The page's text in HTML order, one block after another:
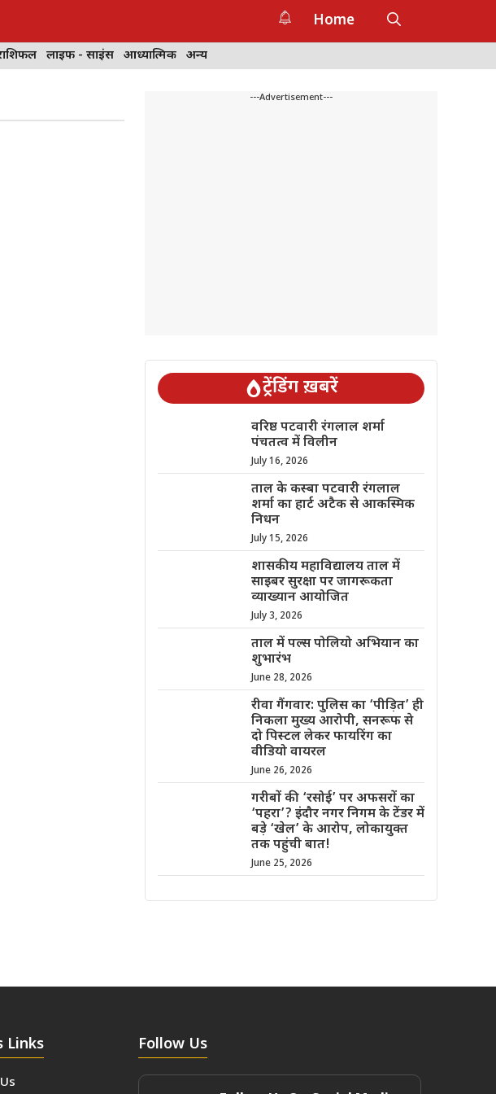
Home
लाइफ - साइंस आध्यात्मिक अन्य
---Advertisement---
ट्रेंडिंग ख़बरें
वरिष्ठ पटवारी रंगलाल शर्मा
पंचतत्व में विलीन
July 16, 2026
ताल के कस्बा पटवारी रंगलाल
शर्मा का हार्ट अटैक से आकस्मिक
निधन
July 15, 2026
शासकीय महाविद्यालय ताल में
साइबर सुरक्षा पर जागरूकता
व्याख्यान आयोजित
July 3, 2026
ताल में पल्स पोलियो अभियान का
शुभारंभ
June 28, 2026
रीवा गैंगवार: पुलिस का ‘पीड़ित’ ही
निकला मुख्य आरोपी, सनरूफ से
दो पिस्टल लेकर फायरिंग का
वीडियो वायरल
June 26, 2026
गरीबों की ‘रसोई’ पर अफसरों का
‘पहरा’? इंदौर नगर निगम के टेंडर में
बड़े ‘खेल’ के आरोप, लोकायुक्त
तक पहुंची बात!
June 25, 2026
Links Follow Us